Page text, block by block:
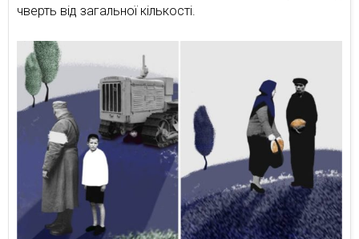
чверть від загальної кількості.